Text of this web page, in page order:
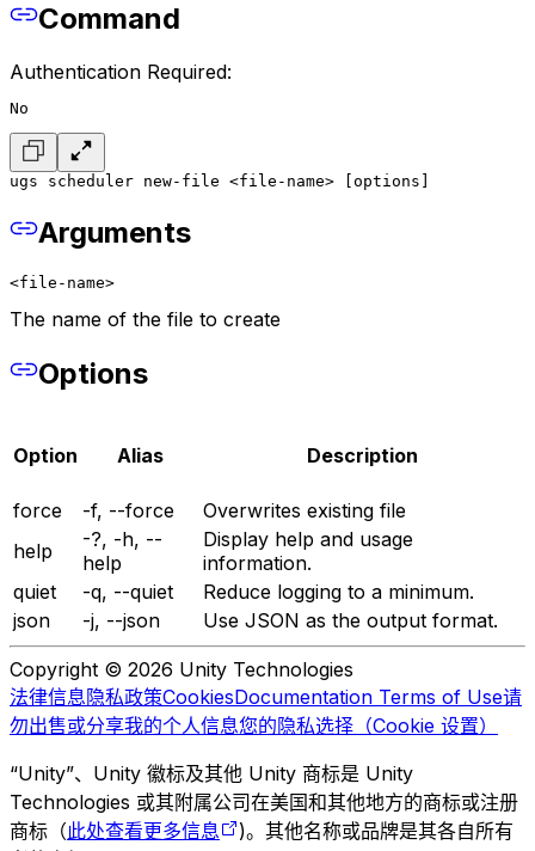
Command
Authentication Required:
No
ugs scheduler new-file <file-name> [options]
Arguments
<file-name>
The name of the file to create
Options
Option Alias Description
force -f, --force
Overwrites existing file
help
-?, -h, --
help
Display help and usage
information.
quiet
-q, --quiet
Reduce logging to a minimum.
json
-j, --json Use JSON as the output format.
Copyright © 2026 Unity Technologies
法律信息隐私政策CookiesDocumentation Terms of Use请
勿出售或分享我的个人信息您的隐私选择（Cookie 设置）
“Unity”、Unity 徽标及其他 Unity 商标是 Unity
Technologies 或其附属公司在美国和其他地方的商标或注册
商标（此处查看更多信息
)。其他名称或品牌是其各自所有